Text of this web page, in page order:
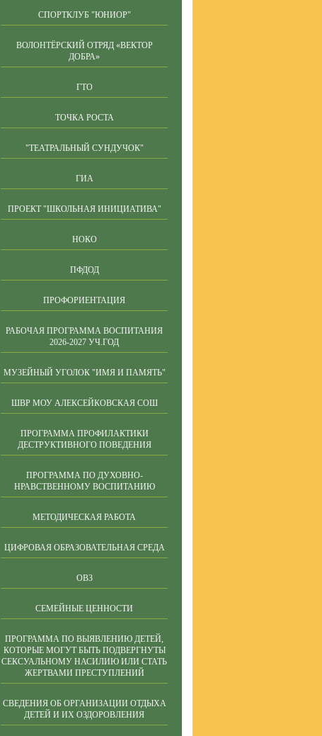
СПОРТКЛУБ "ЮНИОР"
ВОЛОНТЁРСКИЙ ОТРЯД «ВЕКТОР
ДОБРА»
ГТО
ТОЧКА РОСТА
"ТЕАТРАЛЬНЫЙ СУНДУЧОК"
ГИА
ПРОЕКТ "ШКОЛЬНАЯ ИНИЦИАТИВА"
НОКО
ПФДОД
ПРОФОРИЕНТАЦИЯ
РАБОЧАЯ ПРОГРАММА ВОСПИТАНИЯ
2026-2027 УЧ.ГОД
МУЗЕЙНЫЙ УГОЛОК "ИМЯ И ПАМЯТЬ"
ШВР МОУ АЛЕКСЕЙКОВСКАЯ СОШ
ПРОГРАММА ПРОФИЛАКТИКИ
ДЕСТРУКТИВНОГО ПОВЕДЕНИЯ
ПРОГРАММА ПО ДУХОВНО-
НРАВСТВЕННОМУ ВОСПИТАНИЮ
МЕТОДИЧЕСКАЯ РАБОТА
ЦИФРОВАЯ ОБРАЗОВАТЕЛЬНАЯ СРЕДА
ОВЗ
СЕМЕЙНЫЕ ЦЕННОСТИ
ПРОГРАММА ПО ВЫЯВЛЕНИЮ ДЕТЕЙ,
КОТОРЫЕ МОГУТ БЫТЬ ПОДВЕРГНУТЫ
СЕКСУАЛЬНОМУ НАСИЛИЮ ИЛИ СТАТЬ
ЖЕРТВАМИ ПРЕСТУПЛЕНИЙ
СВЕДЕНИЯ ОБ ОРГАНИЗАЦИИ ОТДЫХА
ДЕТЕЙ И ИХ ОЗДОРОВЛЕНИЯ